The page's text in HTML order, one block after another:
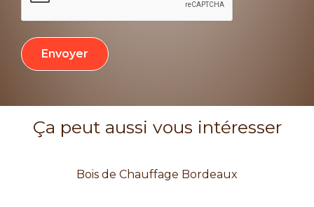
Envoyer
Ça peut aussi vous intéresser
Bois de Chauffage Bordeaux